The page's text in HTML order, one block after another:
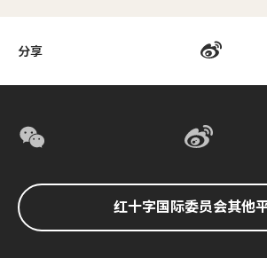
分享
红十字国际委员会其他